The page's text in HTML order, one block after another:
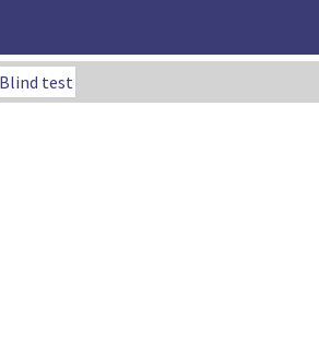
Blind test